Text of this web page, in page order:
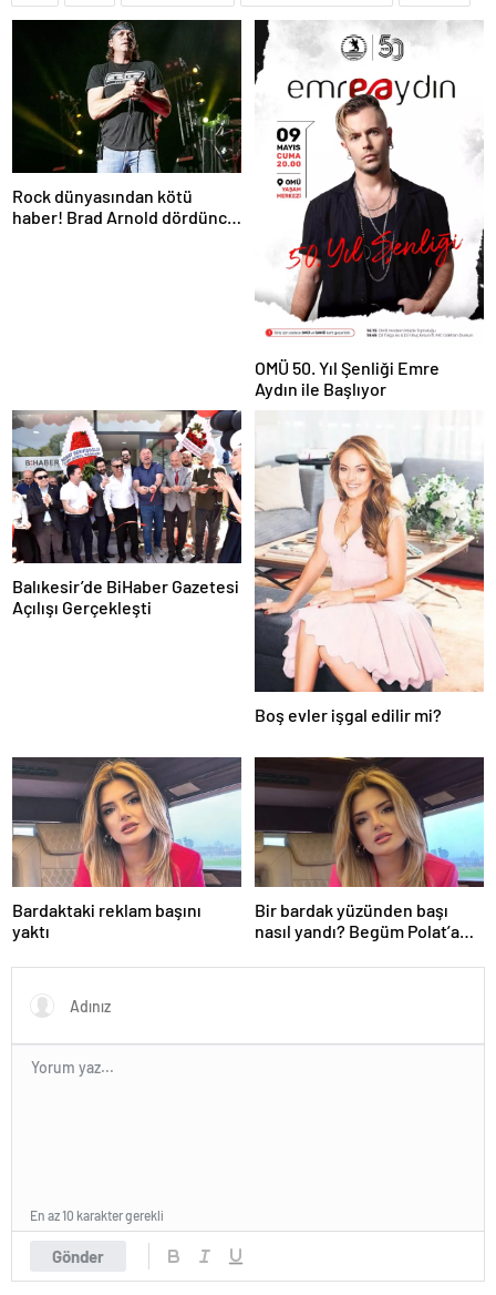
Rock dünyasından kötü
haber! Brad Arnold dördüncü
OMÜ 50. Yıl Şenliği Emre
Aydın ile Başlıyor
Balıkesir’de BiHaber Gazetesi
Açılışı Gerçekleşti
Boş evler işgal edilir mi?
Bardaktaki reklam başını
yaktı
Bir bardak yüzünden başı
nasıl yandı? Begüm Polat’a
reklamı soruşturması…
Gönder
En az 10 karakter gerekli